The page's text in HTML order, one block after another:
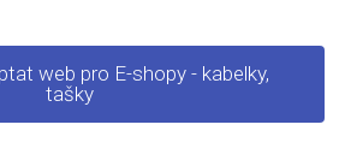
web pro E-shopy - kabelky,
tašky